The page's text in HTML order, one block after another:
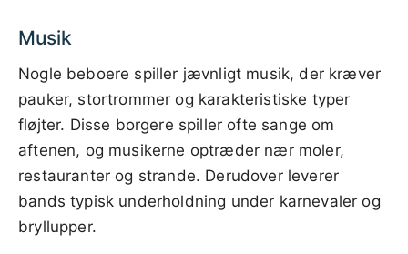
Musik
Nogle beboere spiller jævnligt musik, der kræver
pauker, stortrommer og karakteristiske typer
fløjter. Disse borgere spiller ofte sange om
aftenen, og musikerne optræder nær moler,
restauranter og strande. Derudover leverer
bands typisk underholdning under karnevaler og
bryllupper.